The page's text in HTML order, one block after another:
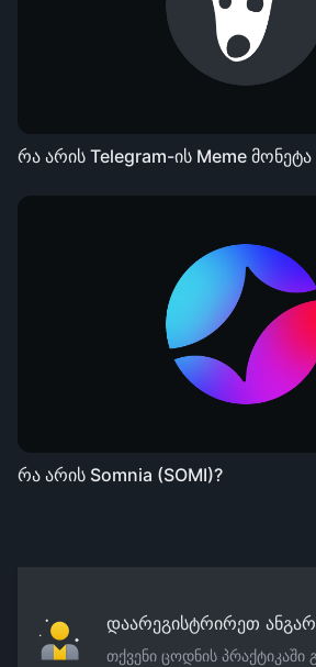
რა არის Telegram-ის Meme მონეტა
რა არის Somnia (SOMI)?
დაარეგისტრირეთ
თქვენი ცოდნის პრაქტიკაში